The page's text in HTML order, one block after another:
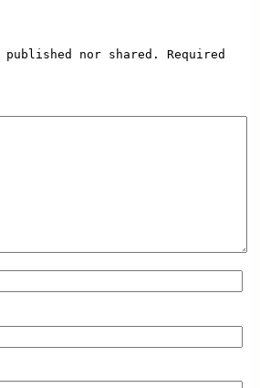
published nor shared. Required